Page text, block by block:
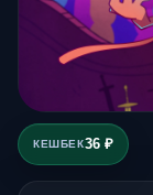
КЕШБЕК36 ₽